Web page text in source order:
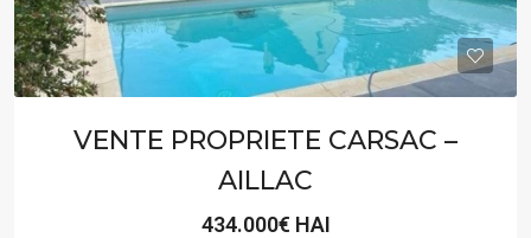
VENTE PROPRIETE CARSAC –
AILLAC
434.000€ HAI